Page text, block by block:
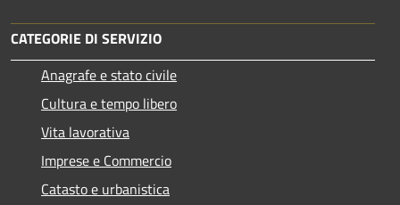
CATEGORIE DI SERVIZIO
Anagrafe e stato civile
Cultura e tempo libero
Vita lavorativa
Imprese e Commercio
Catasto e urbanistica